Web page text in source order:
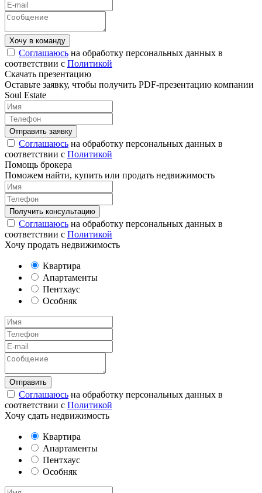
Соглашаюсь на обработку персональных данных в
соответствии с Политикой
Скачать презентацию
Оставьте заявку, чтобы получить PDF-презентацию компании
Soul Estate
Соглашаюсь на обработку персональных данных в
соответствии с Политикой
Помощь брокера
Поможем найти, купить или продать недвижимость
Соглашаюсь на обработку персональных данных в
соответствии с Политикой
Хочу продать недвижимость
Квартира
Апартаменты
Пентхаус
Особняк
Соглашаюсь на обработку персональных данных в
соответствии с Политикой
Хочу сдать недвижимость
Квартира
Апартаменты
Пентхаус
Особняк